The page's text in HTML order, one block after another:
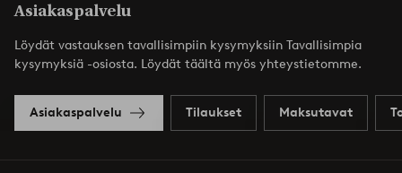
Asiakaspalvelu
Löydät vastauksen tavallisimpiin kysymyksiin Tavallisimpia
kysymyksiä -osiosta. Löydät täältä myös yhteystietomme.
Asiakaspalvelu Tilaukset Maksutavat